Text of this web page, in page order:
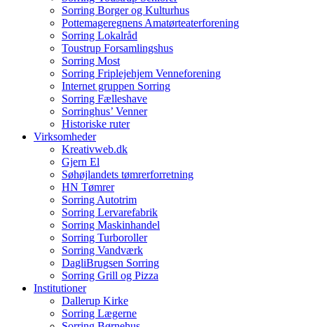
Sorring Borger og Kulturhus
Pottemageregnens Amatørteaterforening
Sorring Lokalråd
Toustrup Forsamlingshus
Sorring Most
Sorring Friplejehjem Venneforening
Internet gruppen Sorring
Sorring Fælleshave
Sorringhus’ Venner
Historiske ruter
Virksomheder
Kreativweb.dk
Gjern El
Søhøjlandets tømrerforretning
HN Tømrer
Sorring Autotrim
Sorring Lervarefabrik
Sorring Maskinhandel
Sorring Turboroller
Sorring Vandværk
DagliBrugsen Sorring
Sorring Grill og Pizza
Institutioner
Dallerup Kirke
Sorring Lægerne